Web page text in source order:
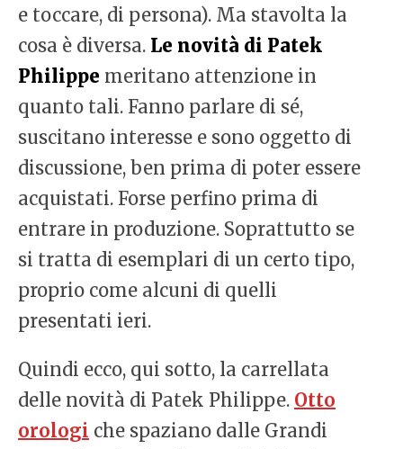
e toccare, di persona). Ma stavolta la
cosa è diversa. Le novità di Patek
Philippe meritano attenzione in
quanto tali. Fanno parlare di sé,
suscitano interesse e sono oggetto di
discussione, ben prima di poter essere
acquistati. Forse perfino prima di
entrare in produzione. Soprattutto se
si tratta di esemplari di un certo tipo,
proprio come alcuni di quelli
presentati ieri.
Quindi ecco, qui sotto, la carrellata
delle novità di Patek Philippe. Otto
orologi che spaziano dalle Grandi